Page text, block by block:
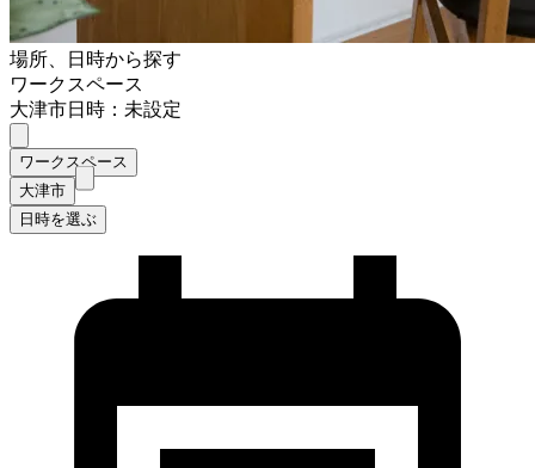
場所、日時から探す
ワークスペース
大津市日時：未設定
ワークスペース
大津市
日時を選ぶ